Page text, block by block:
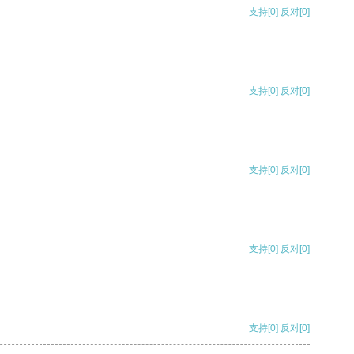
支持[0] 反对[0]
支持[0] 反对[0]
支持[0] 反对[0]
支持[0] 反对[0]
支持[0] 反对[0]